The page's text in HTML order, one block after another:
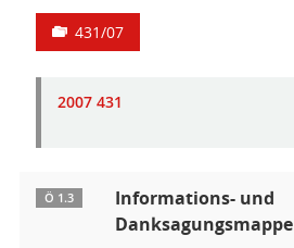
431/07
2007 431
Ö 1.3
Informations- und
Danksagungsmappe